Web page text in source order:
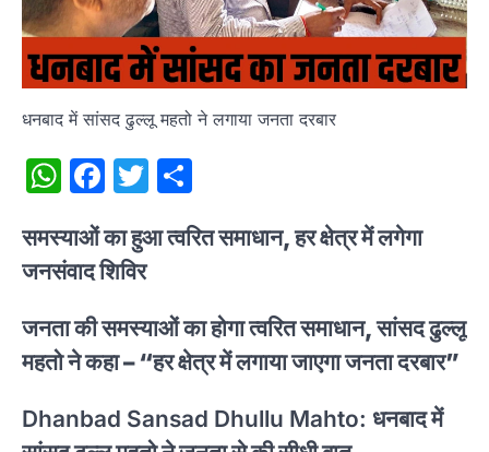
धनबाद में सांसद ढुल्लू महतो ने लगाया जनता दरबार
WhatsApp
Facebook
Twitter
समस्याओं का हुआ त्वरित समाधान, हर क्षेत्र में लगेगा
जनसंवाद शिविर
जनता की समस्याओं का होगा त्वरित समाधान, सांसद ढुल्लू
महतो ने कहा – “हर क्षेत्र में लगाया जाएगा जनता दरबार”
Dhanbad Sansad Dhullu Mahto: धनबाद में